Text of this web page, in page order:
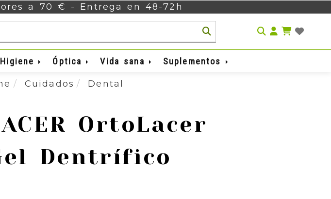
a 70 € - Entrega en 48-72h
Higiene Óptica Vida sana Suplementos
Cuidados
Dental
OrtoLacer
Dentrífico